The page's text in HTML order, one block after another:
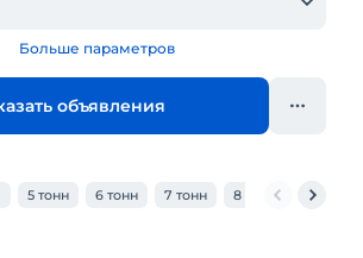
Больше параметров
объявления
5 тонн 6 тонн 7 тонн 8 тонн 10 тонн